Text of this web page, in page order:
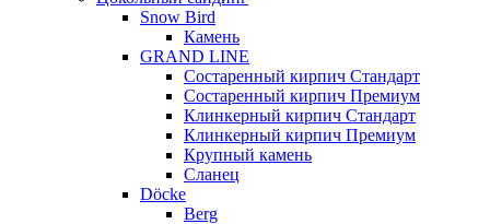
Snow Bird
Камень
GRAND LINE
Состаренный кирпич Стандарт
Состаренный кирпич Премиум
Клинкерный кирпич Стандарт
Клинкерный кирпич Премиум
Крупный камень
Сланец
Döcke
Berg